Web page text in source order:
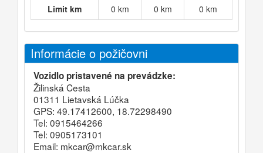
Limit km
0 km 0 km 0 km
Informácie o požičovni
Vozidlo pristavené na prevádzke:
Žilinská Cesta
01311 Lietavská Lúčka
GPS: 49.17412600, 18.72298490
Tel: 0915464266
Tel: 0905173101
Email: mkcar@mkcar.sk